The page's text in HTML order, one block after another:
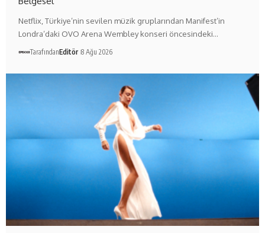
Netflix, Türkiye’nin sevilen müzik gruplarından Manifest’in
Londra’daki OVO Arena Wembley konseri öncesindeki…
TarafındanEditör 8 Ağu 2026